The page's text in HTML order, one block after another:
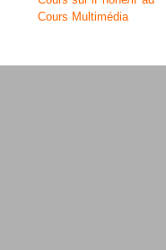
Cours Multimédia